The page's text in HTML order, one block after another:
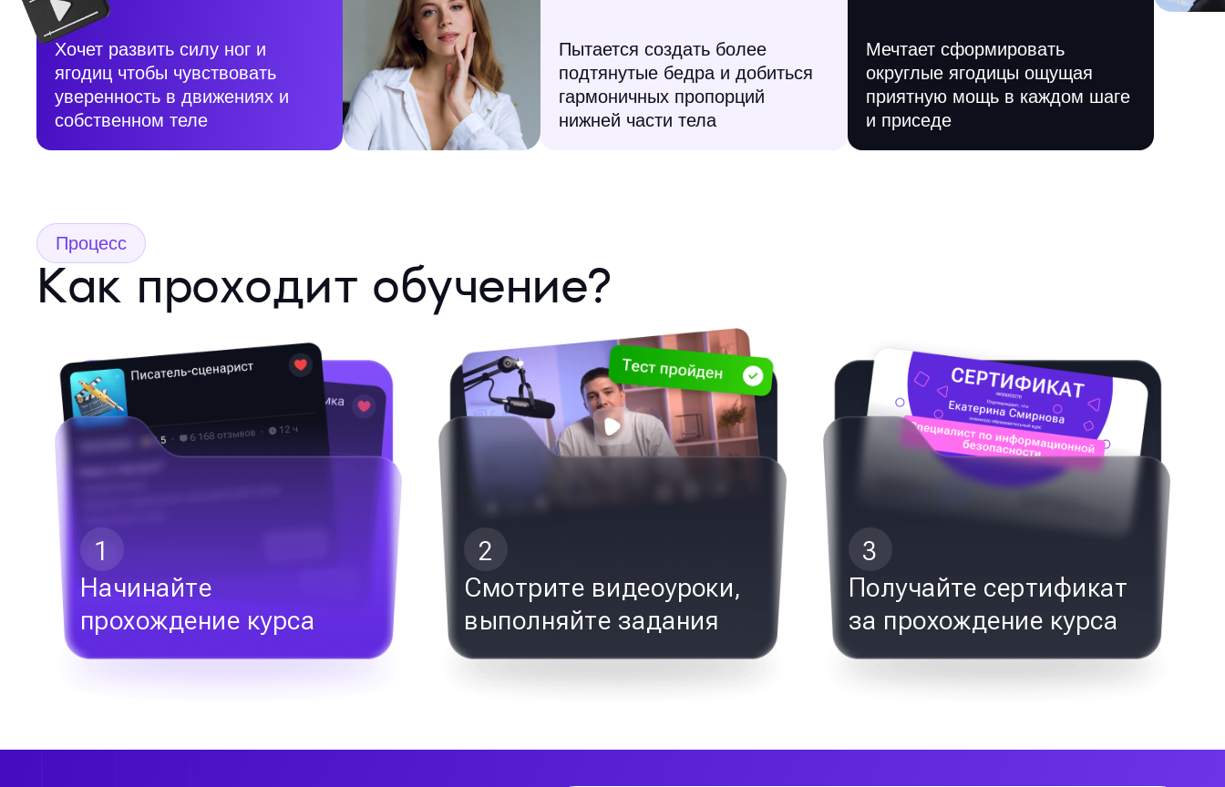
Хочет развить силу ног и
ягодиц чтобы чувствовать
уверенность в движениях и
собственном теле
Пытается создать более
подтянутые бедра и добиться
гармоничных пропорций
нижней части тела
Мечтает сформировать
округлые ягодицы ощущая
приятную мощь в каждом шаге
и приседе
Процесс
Как проходит обучение?
1
Начинайте
прохождение курса
2
Смотрите видеоуроки,
выполняйте задания
3
Получайте сертификат
за прохождение курса